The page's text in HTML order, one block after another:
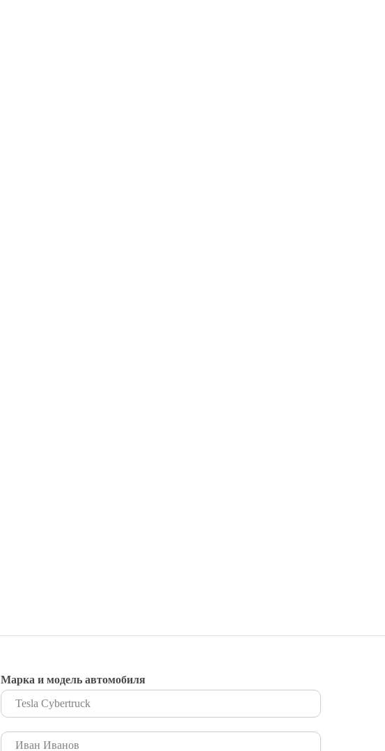
Марка и модель автомобиля